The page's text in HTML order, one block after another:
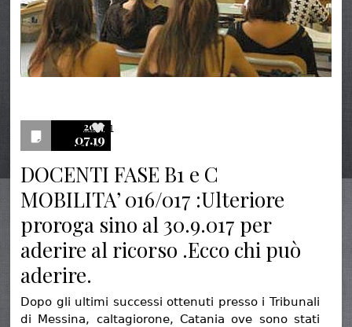
2017
07.19
1
DOCENTI FASE B1 e C
MOBILITA’ 016/017 :Ulteriore
proroga sino al 30.9.017 per
aderire al ricorso .Ecco chi può
aderire.
Dopo gli ultimi successi ottenuti presso i Tribunali
di Messina, caltagiorone, Catania ove sono stati